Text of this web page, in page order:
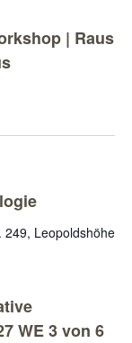
| Raus
249, Leopoldshöhe
WE 3 von 6